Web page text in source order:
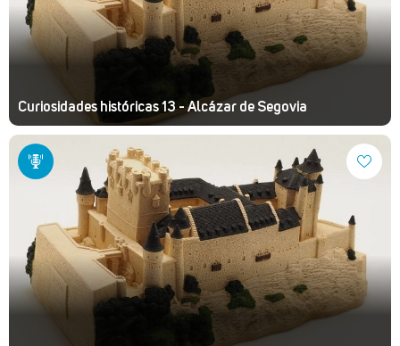
Curiosidades históricas 13 - Alcázar de Segovia